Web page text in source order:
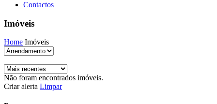
Contactos
Imóveis
Home Imóveis
Não foram encontrados imóveis.
Criar alerta Limpar